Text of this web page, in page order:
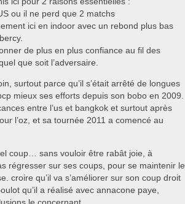
ou il ne perd que 2 matchs
ici en indoor avec un rebond plus bas
de plus en plus confiance au fil des
que soit l’adversaire.
surtout parce qu’il s’était arrêté de longues
mieux ses efforts depuis son bobo en 2009.
entre l’us et bangkok et surtout après
l’oz, et sa tournée 2011 a comencé au
coup… sans vouloir être rabât joie, à
régresser sur ses coups, pour se maintenir le
croire qu’il va s’améliorer sur son coup droit
qu’il a réalisé avec annacone paye,